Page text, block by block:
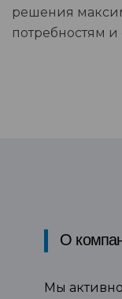
решения
потребностям
О
Мы